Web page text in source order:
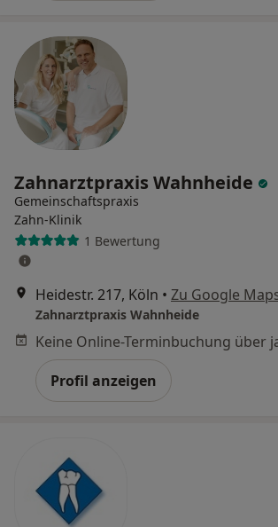
Zahnarztpraxis Wahnheide
Gemeinschaftspraxis
Zahn-Klinik
1 Bewertung
Heidestr. 217, Köln • Zu Google
Zahnarztpraxis Wahnheide
Profil anzeigen